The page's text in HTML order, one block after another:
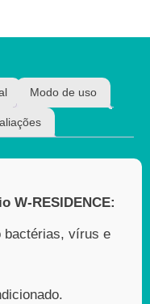
Modo de uso
W-RESIDENCE:
bactérias, vírus e